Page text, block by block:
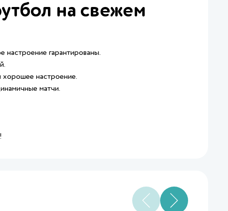
на свежем
настроение гарантированы.
хорошее настроение.
матчи.